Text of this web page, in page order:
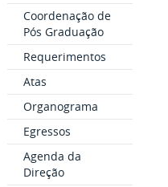
Coordenação de
Pós Graduação
Requerimentos
Atas
Organograma
Egressos
Agenda da
Direção